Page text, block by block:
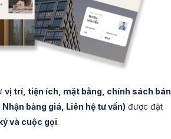
vị trí, tiện ích, mặt bằng, chính sách bán
bảng giá, Liên hệ tư vấn) được đặt
và cuộc gọi.